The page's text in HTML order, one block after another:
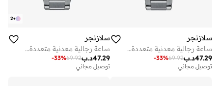
سلازنجر
ساعة رجالية معدنية متعددة الوظائف ٤٤ مم
د.ب47.29
69.92
-33%
توصيل مجاني
+
2
سلازنجر
ساعة رجالية معدنية متعددة الوظائف ٤٤ مم
د.ب47.29
69.92
-33%
توصيل مجاني